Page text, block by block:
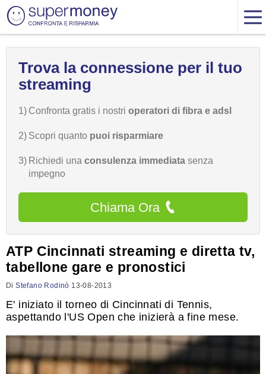
Trova la connessione per il tuo
streaming
1) Confronta gratis i nostri operatori di fibra e adsl
2) Scopri quanto puoi risparmiare
3) Richiedi una consulenza immediata senza
impegno
Chiama Ora
ATP Cincinnati streaming e diretta tv,
tabellone gare e pronostici
DiStefano Rodinò 13-08-2013
E' iniziato il torneo di Cincinnati di Tennis,
aspettando l'US Open che inizierà a fine mese.